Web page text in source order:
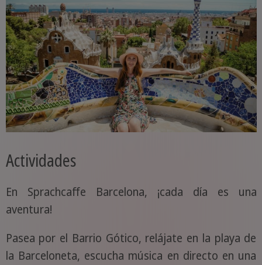
Actividades
En Sprachcaffe Barcelona, ¡cada día es una
aventura!
Pasea por el Barrio Gótico, relájate en la playa de
la Barceloneta, escucha música en directo en una